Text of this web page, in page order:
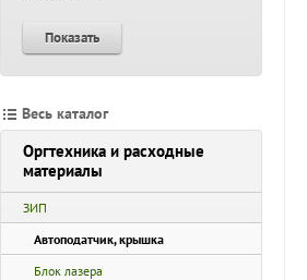
Показать
Весь каталог
Оргтехника и расходные
материалы
ЗИП
Автоподатчик, крышка
Блок лазера